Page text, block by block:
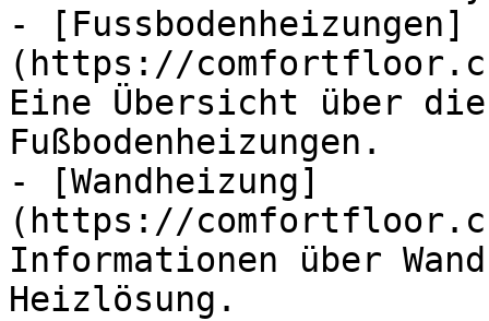
- [Fussbodenheizungen]
(https://
Eine Übersicht über
Fußbodenheizungen.
- [Wandheizung]
(https://
Informationen über
Heizlösung.